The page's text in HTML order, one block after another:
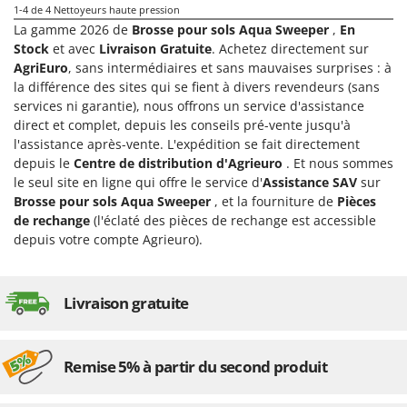
Master
Mastercook
Masterpro
McCulloch
MCH
Michelin
Mille
Minox
Mockmill
MOVA
MTD
1-4 de 4 Nettoyeurs haute pression
La gamme 2026 de Brosse pour sols Aqua Sweeper , En
Stock et avec Livraison Gratuite. Achetez directement sur
AgriEuro, sans intermédiaires et sans mauvaises surprises : à
la différence des sites qui se fient à divers revendeurs (sans
services ni garantie), nous offrons un service d'assistance
direct et complet, depuis les conseils pré-vente jusqu'à
l'assistance après-vente. L'expédition se fait directement
depuis le Centre de distribution d'Agrieuro . Et nous sommes
le seul site en ligne qui offre le service d'Assistance SAV sur
Brosse pour sols Aqua Sweeper , et la fourniture de Pièces
de rechange (l'éclaté des pièces de rechange est accessible
depuis votre compte Agrieuro).
Livraison gratuite
Remise 5% à partir du second produit